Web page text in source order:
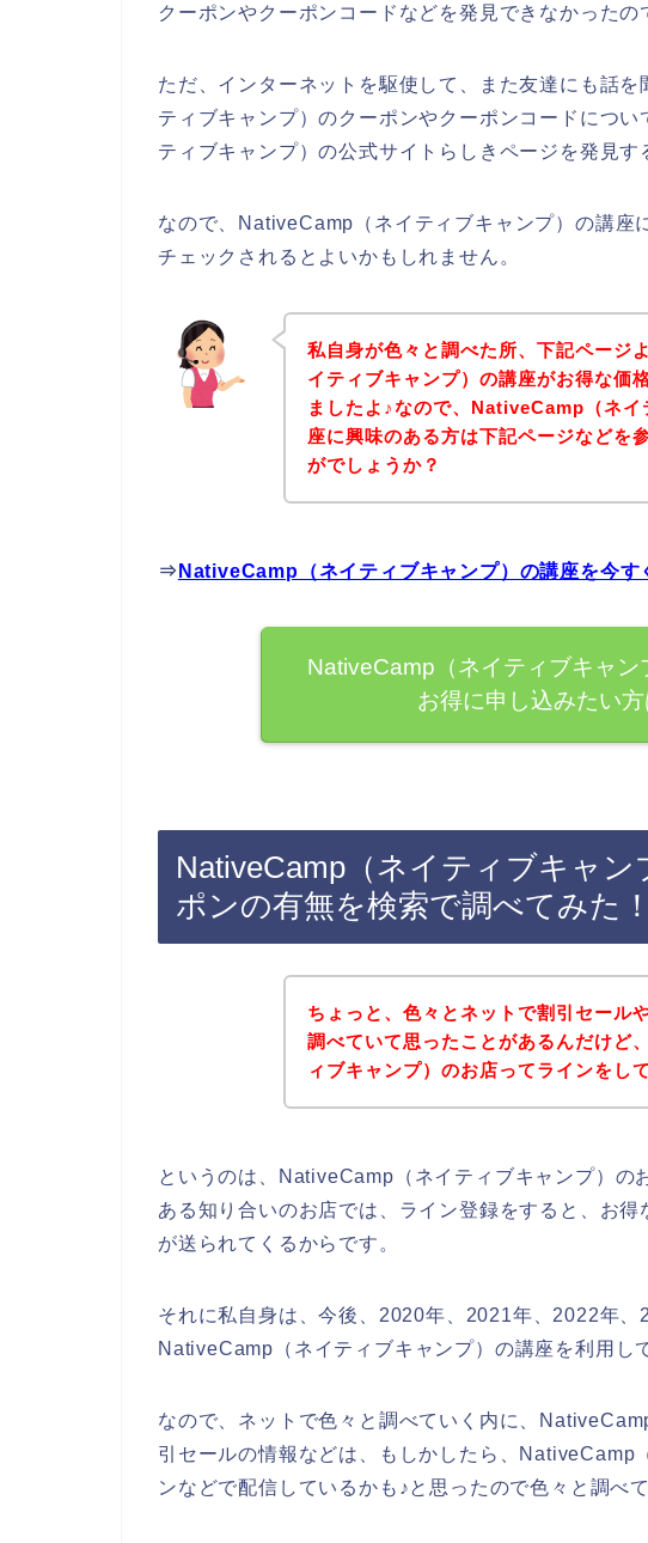
クーポンやクーポンコードなどを発見できなかったの
ただ、インターネットを駆使して、また友達にも話
ティブキャンプ）のクーポンやクーポンコードにつ
ティブキャンプ）の公式サイトらしきページを発見す
なので、NativeCamp（ネイティブキャンプ）の講座
チェックされるとよいかもしれません。
私自身が色々と調べた所、下記ページ
イティブキャンプ）の講座がお得な価
ましたよ♪なので、NativeCamp（ネイ
座に興味のある方は下記ページなどを
がでしょうか？
⇒ NativeCamp（ネイティブキャンプ）の講座を今す
NativeCamp（ネイティブキャン
お得に申し込みたい
NativeCamp（ネイティブキャ
ポンの有無を検索で調べてみた！
ちょっと、色々とネットで割引セール
調べていて思ったことがあるんだけど
ィブキャンプ）のお店ってラインをし
というのは、NativeCamp（ネイティブキャンプ）の
ある知り合いのお店では、ライン登録をすると、お
が送られてくるからです。
それに私自身は、今後、2020年、2021年、2022年、
NativeCamp（ネイティブキャンプ）の講座を利用し
なので、ネットで色々と調べていく内に、
引セールの情報などは、もしかしたら、NativeCamp
ンなどで配信しているかも♪と思ったので色々と調べ